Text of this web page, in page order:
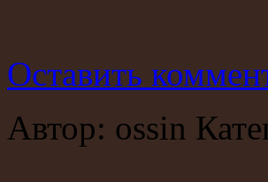
Оставить
Автор: ossin